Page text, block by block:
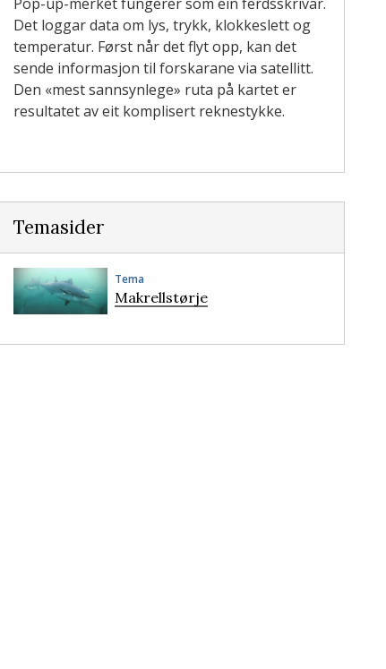
Det loggar data om lys, trykk, klokkeslett og
temperatur. Først når det flyt opp, kan det
sende informasjon til forskarane via satellitt.
Den «mest sannsynlege» ruta på kartet er
resultatet av eit komplisert reknestykke.
Temasider
Tema
Makrellstørje